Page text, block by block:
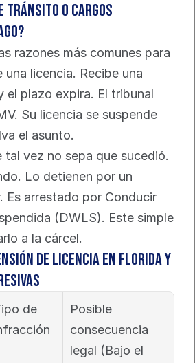
tránsito o cargos
razones más comunes para
una licencia. Recibe una
el plazo expira. El tribunal
Su licencia se suspende
el asunto.
tal vez no sepa que sucedió.
Lo detienen por un
Es arrestado por Conducir
(DWLS). Este simple
a la cárcel.
de licencia en Florida y
de
Posible
consecuencia
legal (Bajo el